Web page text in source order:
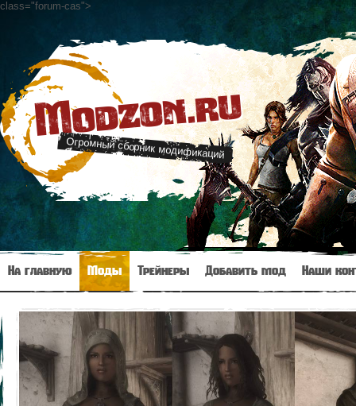
class="forum-cas">
Modzon.ru
Огромный сборник модификаций
На главную Моды Трейнеры Добавить мод Наши